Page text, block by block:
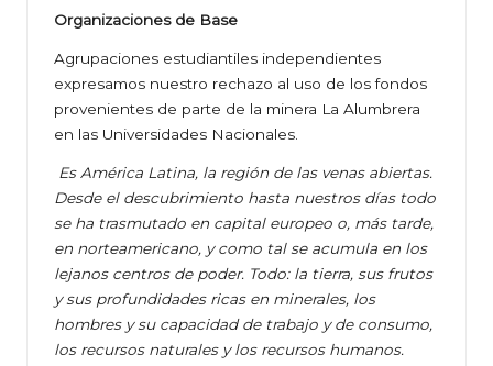
Organizaciones de Base
Agrupaciones estudiantiles independientes
expresamos nuestro rechazo al uso de los fondos
provenientes de parte de la minera La Alumbrera
en las Universidades Nacionales.
Es América Latina, la región de las venas abiertas.
Desde el descubrimiento hasta nuestros días todo
se ha trasmutado en capital europeo o, más tarde,
en norteamericano, y como tal se acumula en los
lejanos centros de poder. Todo: la tierra, sus frutos
y sus profundidades ricas en minerales, los
hombres y su capacidad de trabajo y de consumo,
los recursos naturales y los recursos humanos.